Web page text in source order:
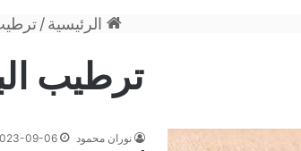
الرئيسية /
ترطيب
نوران محمود 09-06